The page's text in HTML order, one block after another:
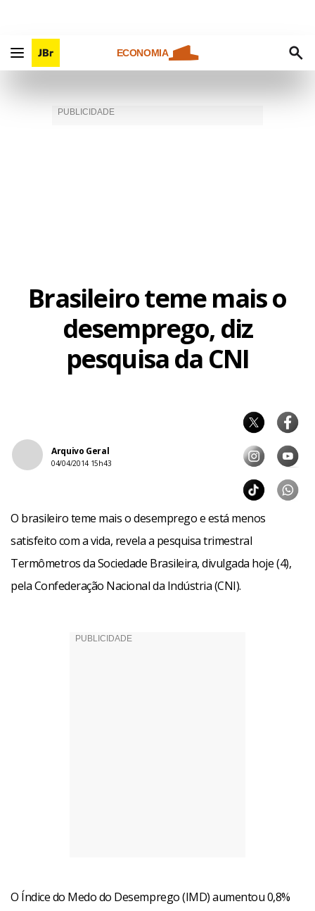
ECONOMIA
Brasileiro teme mais o
desemprego, diz
pesquisa da CNI
Arquivo Geral
04/04/2014 15h43
O brasileiro teme mais o desemprego e está menos
satisfeito com a vida, revela a pesquisa trimestral
Termômetros da Sociedade Brasileira, divulgada hoje (4),
pela Confederação Nacional da Indústria (CNI).
O Índice do Medo do Desemprego (IMD) aumentou 0,8%